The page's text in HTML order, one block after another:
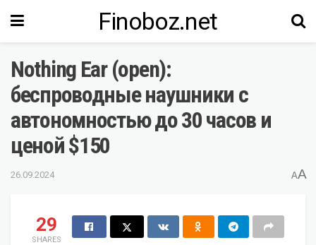
Finoboz.net
Nothing Ear (open):
беспроводные наушники с
автономностью до 30 часов и
ценой $150
26.09.2024 AA
29
SHARES